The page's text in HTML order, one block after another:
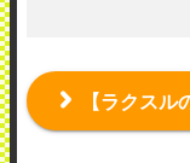
【ラクス